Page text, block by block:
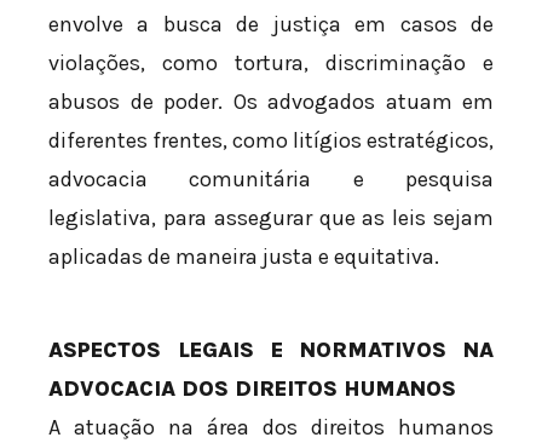
envolve a busca de justiça em casos de
violações, como tortura, discriminação e
abusos de poder. Os advogados atuam em
diferentes frentes, como litígios estratégicos,
advocacia comunitária e pesquisa
legislativa, para assegurar que as leis sejam
aplicadas de maneira justa e equitativa.
ASPECTOS LEGAIS E NORMATIVOS NA
ADVOCACIA DOS DIREITOS HUMANOS
A atuação na área dos direitos humanos